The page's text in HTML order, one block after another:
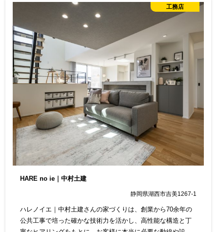
リフォーム・リノベーション
建築家（一級建築士）
規格住宅
長期優良住宅
アフターメンテナンス（長期保証あり）
工務店
HARE no ie｜中村土建
静岡県湖西市吉美1267-1
ハレノイエ｜中村土建さんの家づくりは、創業から70余年の
公共工事で培った確かな技術力を活かし、高性能な構造と丁